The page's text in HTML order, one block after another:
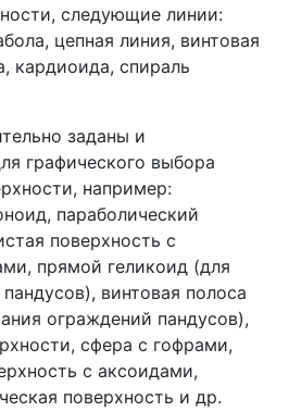
следующие линии:
цепная линия, винтовая
кардиоида, спираль
заданы и
графического выбора
например:
параболический
поверхность с
прямой геликоид (для
винтовая полоса
ограждений пандусов),
сфера с гофрами,
с аксоидами,
поверхность и др.